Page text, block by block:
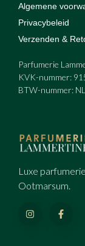
Luxe
Ootmarsum.
Algemene
Privacybeleid
Verzenden &
Parfumerie
KVK-nummer:
BTW-nummer: